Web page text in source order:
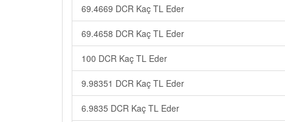
69.4669 DCR Kaç TL Eder
69.4658 DCR Kaç TL Eder
100 DCR Kaç TL Eder
9.98351 DCR Kaç TL Eder
6.9835 DCR Kaç TL Eder